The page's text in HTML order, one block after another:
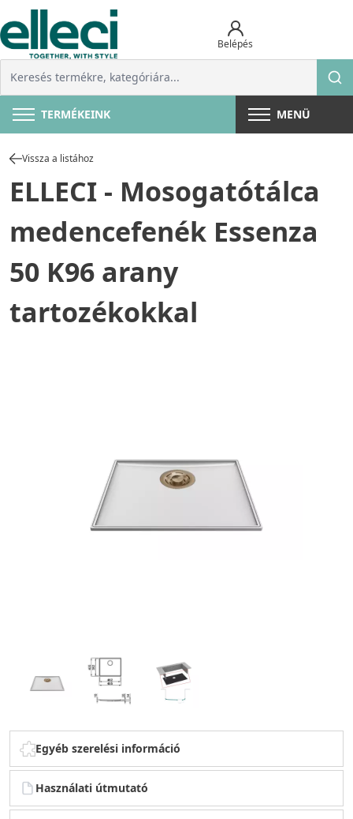
Belépés
TERMÉKEINK MENÜ
Vissza a listához
ELLECI - Mosogatótálca
medencefenék Essenza
50 K96 arany
tartozékokkal
Egyéb szerelési információ
Használati útmutató